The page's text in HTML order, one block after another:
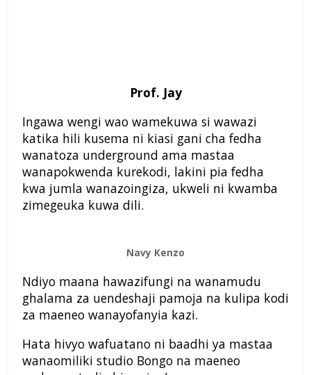
Prof. Jay
Ingawa wengi wao wamekuwa si wawazi
katika hili kusema ni kiasi gani cha fedha
wanatoza underground ama mastaa
wanapokwenda kurekodi, lakini pia fedha
kwa jumla wanazoingiza, ukweli ni kwamba
zimegeuka kuwa dili.
Navy Kenzo
Ndiyo maana hawazifungi na wanamudu
ghalama za uendeshaji pamoja na kulipa kodi
za maeneo wanayofanyia kazi.
Hata hivyo wafuatano ni baadhi ya mastaa
wanaomiliki studio Bongo na maeneo